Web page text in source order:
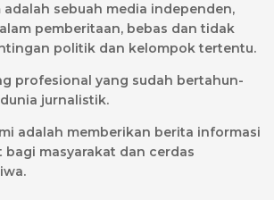
adalah sebuah media independen,
pemberitaan, bebas dan tidak
politik dan kelompok tertentu.
profesional yang sudah bertahun-
jurnalistik.
adalah memberikan berita informasi
masyarakat dan cerdas